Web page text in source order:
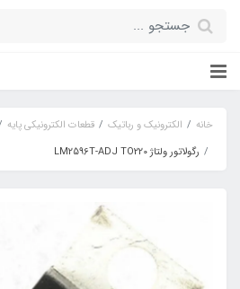
خانه الکترونیک و رباتیک قطعات الکترونیکی پایه
رگولاتور ولتاژ LM2596T-ADJ TO220